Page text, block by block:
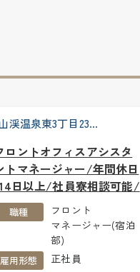
渓温泉東3丁目23…
ロントオフィスアシスタ
トマネージャー/年間休日
日以上/社員寮相談可能/
職種
フロント
マネージャー(宿泊
部)
雇用形態 正社員